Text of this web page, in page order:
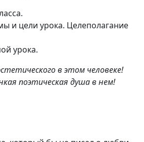
и цели урока. Целеполагание
урока.
в этом человеке!
поэтическая душа в нем!